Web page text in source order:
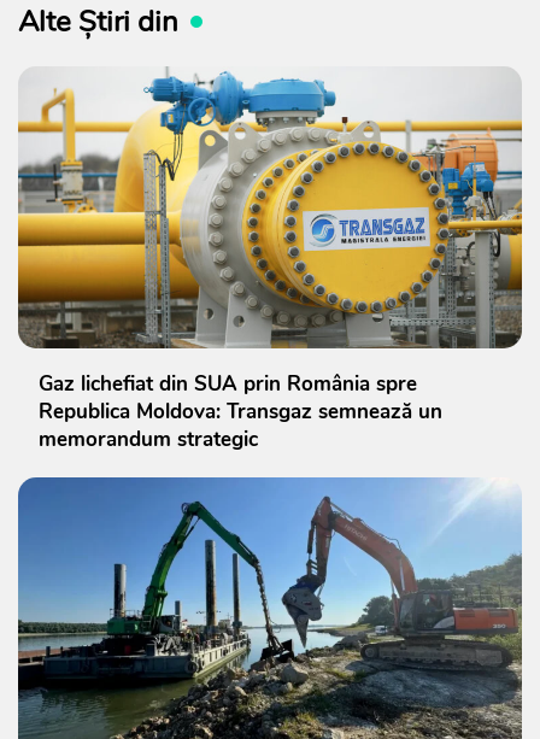
Alte Știri din
Gaz lichefiat din SUA prin România spre
Republica Moldova: Transgaz semnează un
memorandum strategic